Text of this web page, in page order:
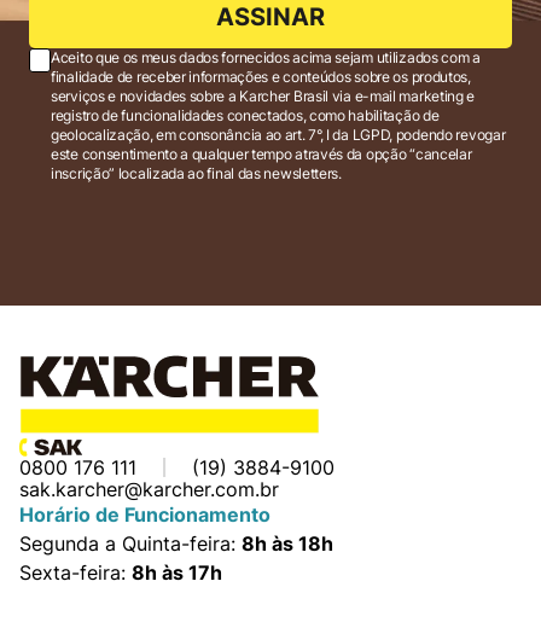
ASSINAR
Aceito que os meus dados fornecidos acima sejam utilizados com a
finalidade de receber informações e conteúdos sobre os produtos,
serviços e novidades sobre a Karcher Brasil via e-mail marketing e
registro de funcionalidades conectados, como habilitação de
geolocalização, em consonância ao art. 7°, I da LGPD, podendo revogar
este consentimento a qualquer tempo através da opção “cancelar
inscrição” localizada ao final das newsletters.
0800 176 111
(19) 3884-9100
sak.karcher@karcher.com.br
Horário de Funcionamento
Segunda a Quinta-feira: 8h às 18h
Sexta-feira: 8h às 17h